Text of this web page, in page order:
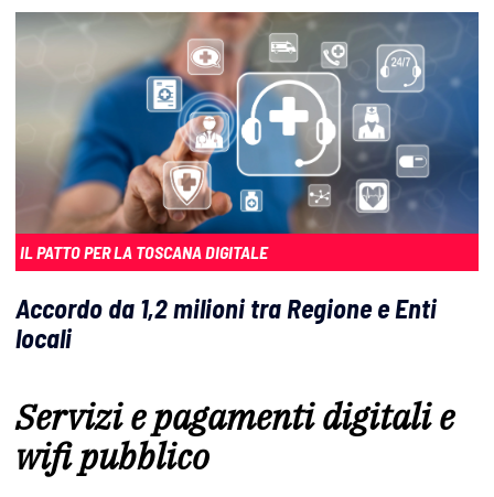
IL PATTO PER LA TOSCANA DIGITALE
Accordo da 1,2 milioni tra Regione e Enti
locali
Servizi e pagamenti digitali e
wifi pubblico